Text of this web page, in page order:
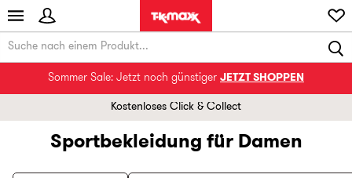
Sommer Sale: Jetzt noch günstiger JETZT SHOPPEN
Kostenloses Click & Collect
Sportbekleidung für Damen